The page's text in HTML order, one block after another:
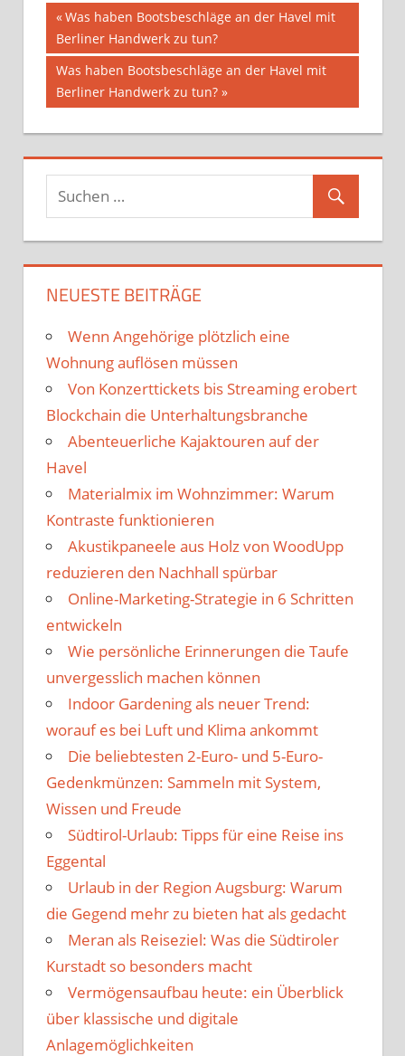
Beitragsnavigation
Vorheriger
Beitrag:
Was haben Bootsbeschläge an der Havel mit
Berliner Handwerk zu tun?
Nächster
Beitrag:
Was haben Bootsbeschläge an der Havel mit
Berliner Handwerk zu tun?
NEUESTE BEITRÄGE
Wenn Angehörige plötzlich eine
Wohnung auflösen müssen
Von Konzerttickets bis Streaming erobert
Blockchain die Unterhaltungsbranche
Abenteuerliche Kajaktouren auf der
Havel
Materialmix im Wohnzimmer: Warum
Kontraste funktionieren
Akustikpaneele aus Holz von WoodUpp
reduzieren den Nachhall spürbar
Online-Marketing-Strategie in 6 Schritten
entwickeln
Wie persönliche Erinnerungen die Taufe
unvergesslich machen können
Indoor Gardening als neuer Trend:
worauf es bei Luft und Klima ankommt
Die beliebtesten 2-Euro- und 5-Euro-
Gedenkmünzen: Sammeln mit System,
Wissen und Freude
Südtirol-Urlaub: Tipps für eine Reise ins
Eggental
Urlaub in der Region Augsburg: Warum
die Gegend mehr zu bieten hat als gedacht
Meran als Reiseziel: Was die Südtiroler
Kurstadt so besonders macht
Vermögensaufbau heute: ein Überblick
über klassische und digitale
Anlagemöglichkeiten